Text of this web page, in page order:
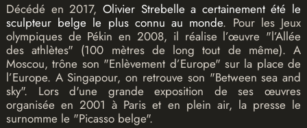
Décédé en 2017, Olivier Strebelle a certainement été le
sculpteur belge le plus connu au monde. Pour les Jeux
olympiques de Pékin en 2008, il réalise l’œuvre "l’Allée
des athlètes" (100 mètres de long tout de même). A
Moscou, trône son "Enlèvement d’Europe" sur la place de
l’Europe. A Singapour, on retrouve son "Between sea and
sky". Lors d'une grande exposition de ses œuvres
organisée en 2001 à Paris et en plein air, la presse le
surnomme le "Picasso belge".